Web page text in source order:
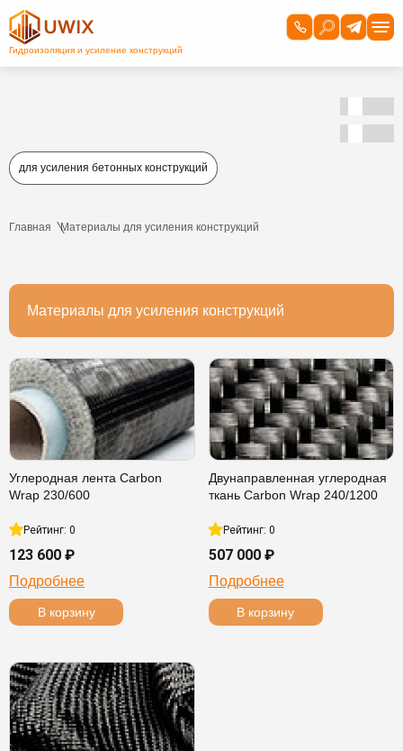
для усиления бетонных конструкций
Главная Материалы для усиления конструкций
Материалы для усиления конструкций
Углеродная лента Carbon
Wrap 230/600
Рейтинг: 0
123 600 ₽
Подробнее
В корзину
Двунаправленная углеродная
ткань Carbon Wrap 240/1200
Рейтинг: 0
507 000 ₽
Подробнее
В корзину